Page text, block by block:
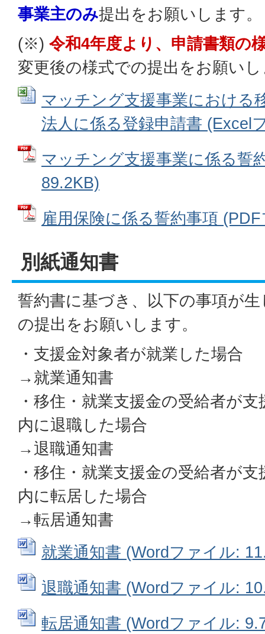
事業主のみ提出をお願いします。
(※) 令和4年度より、申請書類の
変更後の様式での提出をお願い
マッチング支援事業における
法人に係る登録申請書 (Excel
マッチング支援事業に係る誓
89.2KB)
雇用保険に係る誓約事項
別紙通知書
誓約書に基づき、以下の事項が
の提出をお願いします。
・支援金対象者が就業した場合
→就業通知書
・移住・就業支援金の受給者が
内に退職した場合
→退職通知書
・移住・就業支援金の受給者が
内に転居した場合
→転居通知書
就業通知書 (Wordファイル:
退職通知書 (Wordファイル:
転居通知書 (Wordファイル: